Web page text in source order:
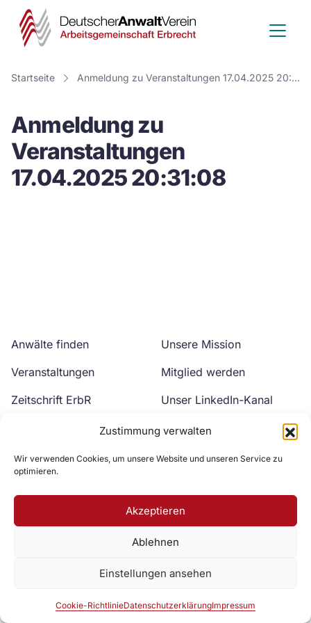
Zustimmung verwalten
Wir verwenden Cookies, um unsere Website und unseren Service zu
optimieren.
Akzeptieren
Ablehnen
Einstellungen ansehen
Cookie-RichtlinieDatenschutzerklärungImpressum
Deutscher
Anwalt
Verein
Startseite Anmeldung zu Veranstaltungen 17.04.2025 20:31:08
Anmeldung zu
Veranstaltungen
17.04.2025 20:31:08
Anwälte finden
Veranstaltungen
Zeitschrift ErbR
Unsere Mission
Mitglied werden
Unser LinkedIn-Kanal
Unser YouTube-Kanal
Zur DAV Webseite